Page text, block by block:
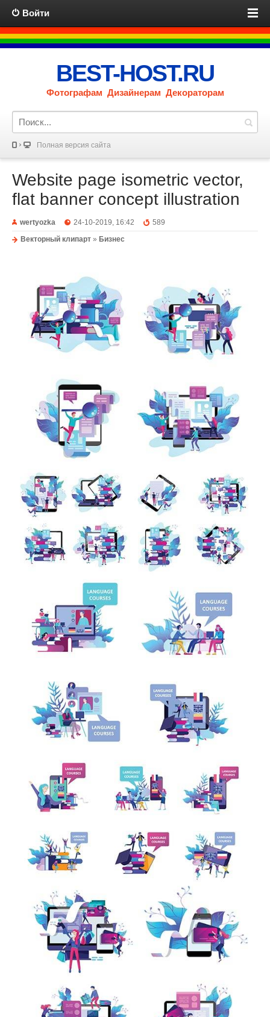
Войти
BEST-HOST.RU
Фотографам Дизайнерам Декораторам
Полная версия сайта
Website page isometric vector,
flat banner concept illustration
wertyozka 24-10-2019, 16:42
589
Векторный клипарт » Бизнес